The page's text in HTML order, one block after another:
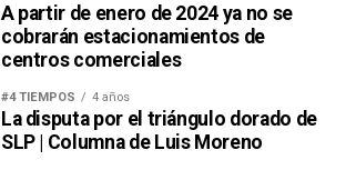
A partir de enero de 2024 ya no se
cobrarán estacionamientos de
centros comerciales
#4 TIEMPOS 4 años
La disputa por el triángulo dorado de
SLP | Columna de Luis Moreno